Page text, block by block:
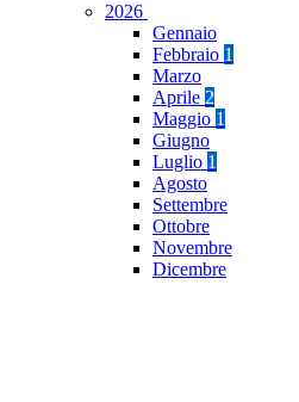
2026
Gennaio
Febbraio 1
Marzo
Aprile 2
Maggio 1
Giugno
Luglio 1
Agosto
Settembre
Ottobre
Novembre
Dicembre